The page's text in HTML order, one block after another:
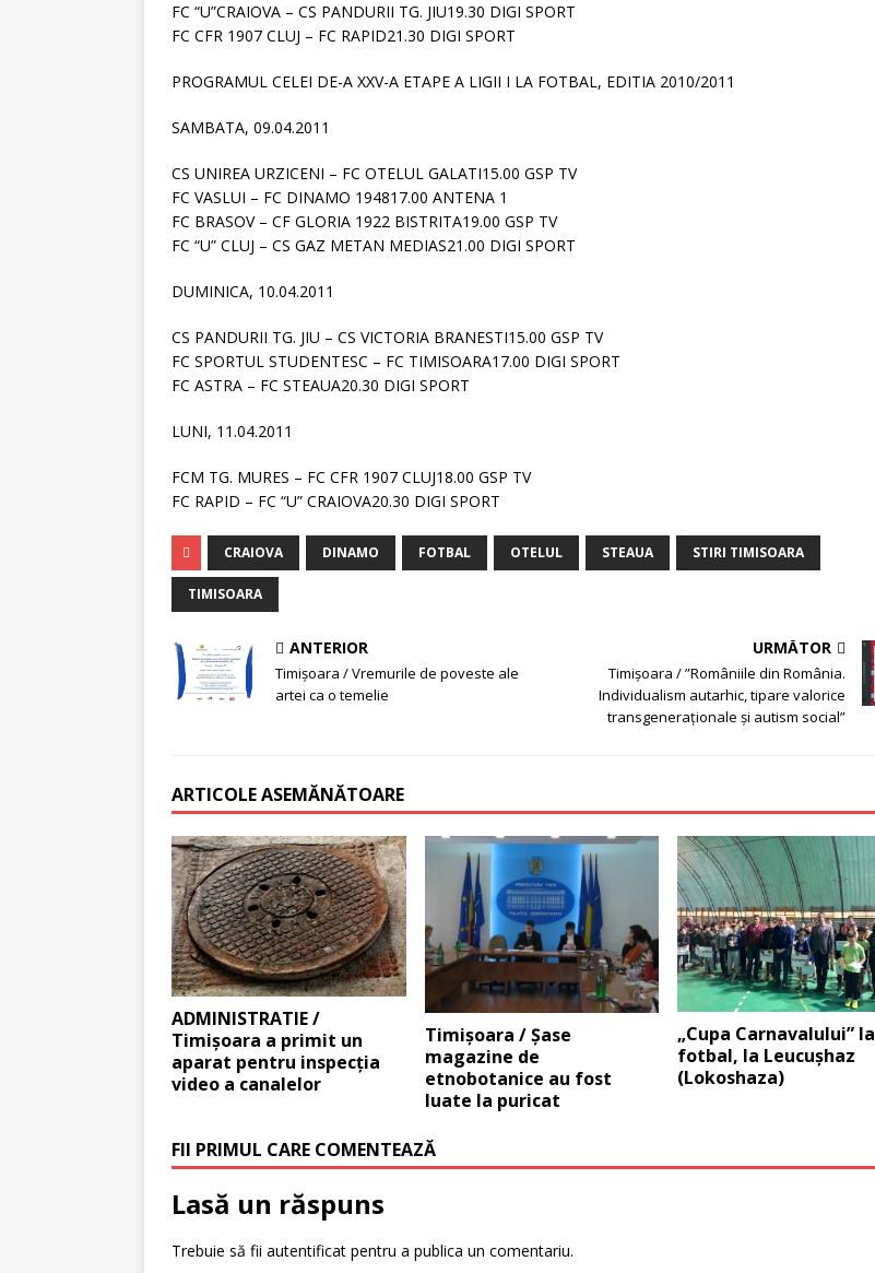
FC “U”CRAIOVA – CS PANDURII TG. JIU19.30 DIGI SPORT
FC CFR 1907 CLUJ – FC RAPID21.30 DIGI SPORT
PROGRAMUL CELEI DE-A XXV-A ETAPE A LIGII I LA FOTBAL, EDITIA 2010/2011
SAMBATA, 09.04.2011
CS UNIREA URZICENI – FC OTELUL GALATI15.00 GSP TV
FC VASLUI – FC DINAMO 194817.00 ANTENA 1
FC BRASOV – CF GLORIA 1922 BISTRITA19.00 GSP TV
FC “U” CLUJ – CS GAZ METAN MEDIAS21.00 DIGI SPORT
DUMINICA, 10.04.2011
CS PANDURII TG. JIU – CS VICTORIA BRANESTI15.00 GSP TV
FC SPORTUL STUDENTESC – FC TIMISOARA17.00 DIGI SPORT
FC ASTRA – FC STEAUA20.30 DIGI SPORT
LUNI, 11.04.2011
FCM TG. MURES – FC CFR 1907 CLUJ18.00 GSP TV
FC RAPID – FC “U” CRAIOVA20.30 DIGI SPORT
CRAIOVA DINAMO FOTBAL OTELUL STEAUA STIRI TIMISOARA
TIMISOARA
ANTERIOR
Timişoara / Vremurile de poveste ale
artei ca o temelie
URMĂTOR
Timişoara / ”Româniile din România.
Individualism autarhic, tipare valorice
transgeneraționale și autism social”
ARTICOLE ASEMĂNĂTOARE
ADMINISTRATIE /
Timişoara a primit un
aparat pentru inspecţia
video a canalelor
Timișoara / Șase
magazine de
etnobotanice au fost
luate la puricat
„Cupa Carnavalului” la
fotbal, la Leucuşhaz
(Lokoshaza)
FII PRIMUL CARE COMENTEAZĂ
Lasă un răspuns
Trebuie să fii autentificat pentru a publica un comentariu.